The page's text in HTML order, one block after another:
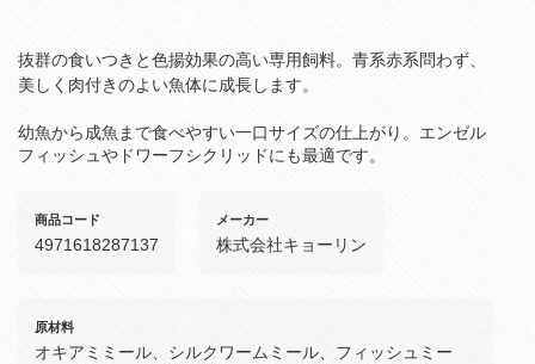
抜群の食いつきと色揚効果の高い専用飼料。青系赤系問わず、
美しく肉付きのよい魚体に成長します。
幼魚から成魚まで食べやすい一口サイズの仕上がり。エンゼル
フィッシュやドワーフシクリッドにも最適です。
商品コード
4971618287137
メーカー
株式会社キョーリン
原材料
オキアミミール、シルクワームミール、フィッシュミー